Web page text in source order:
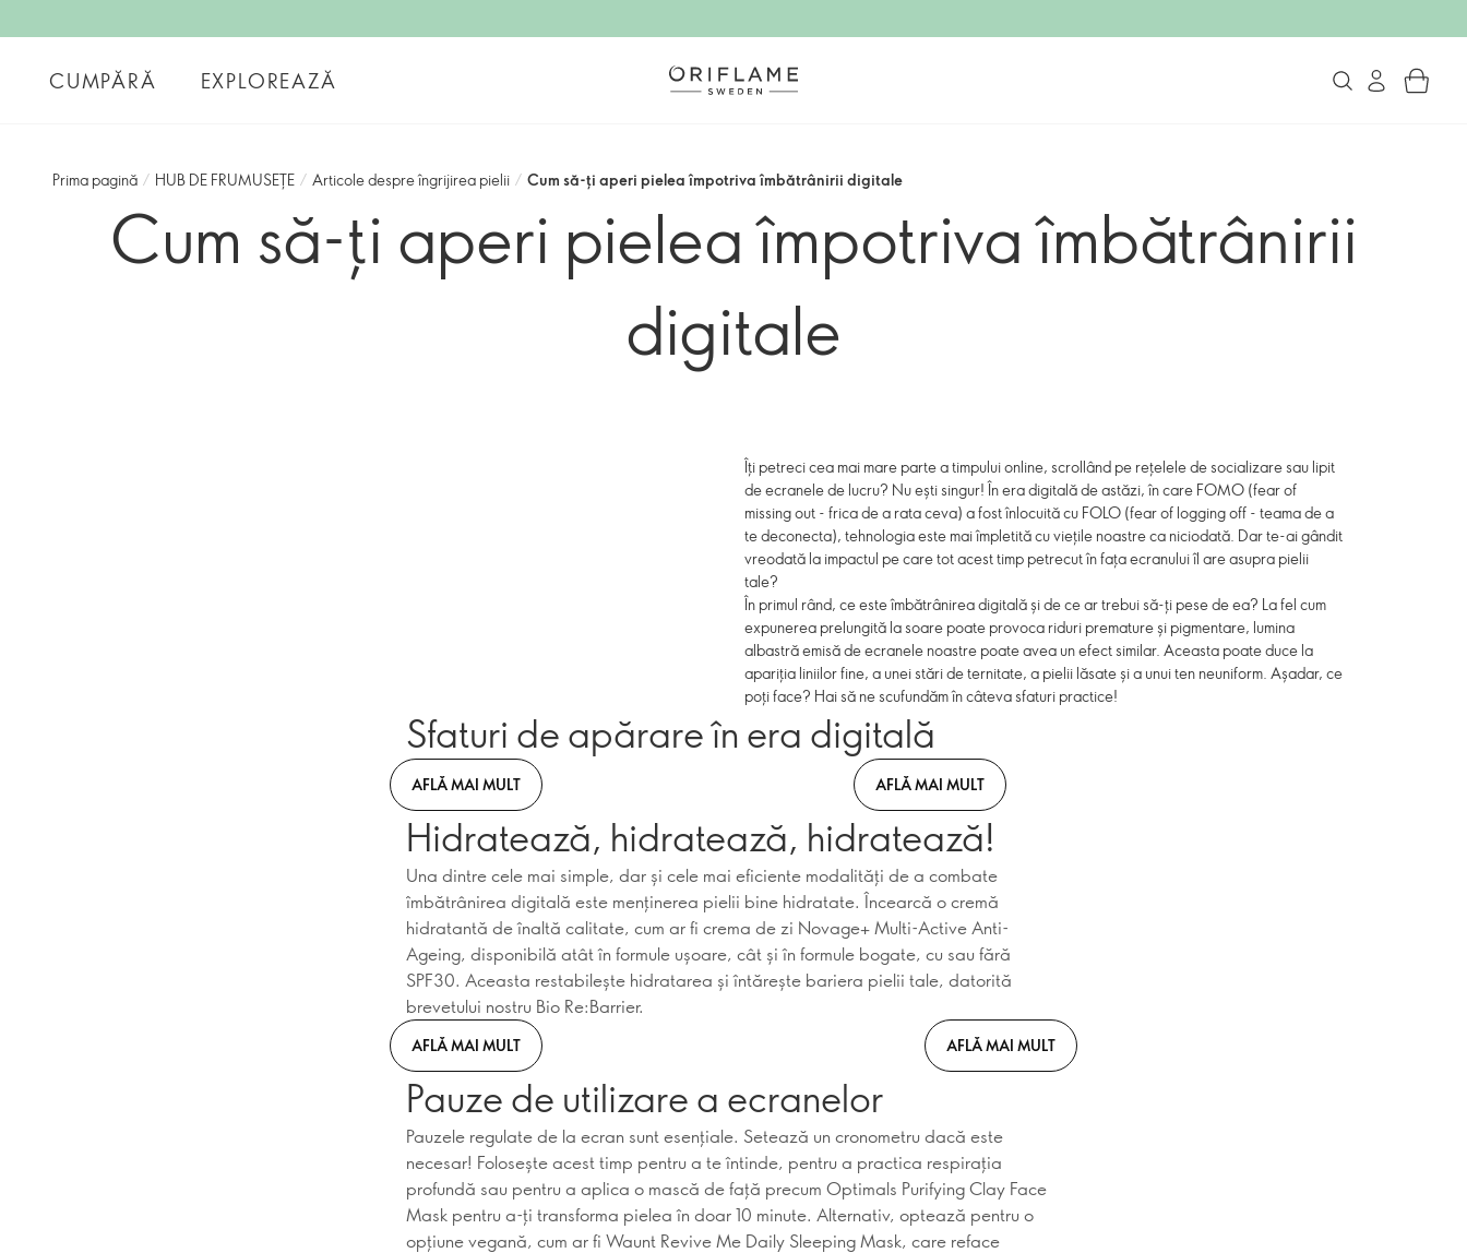
CUMPĂRĂ EXPLOREAZĂ
Prima pagină / HUB DE FRUMUSEȚE / Articole despre îngrijirea pielii / Cum să-ți aperi pielea împotriva îmbătrânirii digitale
Cum să-ți aperi pielea împotriva îmbătrânirii
digitale
Îți petreci cea mai mare parte a timpului online, scrollând pe rețelele de socializare sau lipit
de ecranele de lucru? Nu ești singur! În era digitală de astăzi, în care FOMO (fear of
missing out - frica de a rata ceva) a fost înlocuită cu FOLO (fear of logging off - teama de a
te deconecta), tehnologia este mai împletită cu viețile noastre ca niciodată. Dar te-ai gândit
vreodată la impactul pe care tot acest timp petrecut în fața ecranului îl are asupra pielii
tale?
În primul rând, ce este îmbătrânirea digitală și de ce ar trebui să-ți pese de ea? La fel cum
expunerea prelungită la soare poate provoca riduri premature și pigmentare, lumina
albastră emisă de ecranele noastre poate avea un efect similar. Aceasta poate duce la
apariția liniilor fine, a unei stări de ternitate, a pielii lăsate și a unui ten neuniform. Așadar, ce
poți face? Hai să ne scufundăm în câteva sfaturi practice!
Sfaturi de apărare în era digitală
AFLĂ MAI MULT AFLĂ MAI MULT
Hidratează, hidratează, hidratează!
Una dintre cele mai simple, dar și cele mai eficiente modalități de a combate
îmbătrânirea digitală este menținerea pielii bine hidratate. Încearcă o cremă
hidratantă de înaltă calitate, cum ar fi crema de zi Novage+ Multi-Active Anti-
Ageing, disponibilă atât în formule ușoare, cât și în formule bogate, cu sau fără
SPF30. Aceasta restabilește hidratarea și întărește bariera pielii tale, datorită
brevetului nostru Bio Re:Barrier.
AFLĂ MAI MULT AFLĂ MAI MULT
Pauze de utilizare a ecranelor
Pauzele regulate de la ecran sunt esențiale. Setează un cronometru dacă este
necesar! Folosește acest timp pentru a te întinde, pentru a practica respirația
profundă sau pentru a aplica o mască de față precum Optimals Purifying Clay Face
Mask pentru a-ți transforma pielea în doar 10 minute. Alternativ, optează pentru o
opțiune vegană, cum ar fi Waunt Revive Me Daily Sleeping Mask, care reface